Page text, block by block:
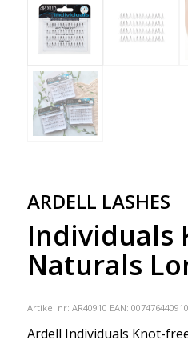
ARDELL LASHES
Individuals
Naturals
Artikel nr: AR40910 EAN:
Ardell Individuals Knot-